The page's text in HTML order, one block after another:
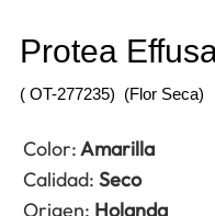
Protea
( OT-277235) (Flor Seca)
Color:Amarilla
Calidad: Seco
Origen: Holanda